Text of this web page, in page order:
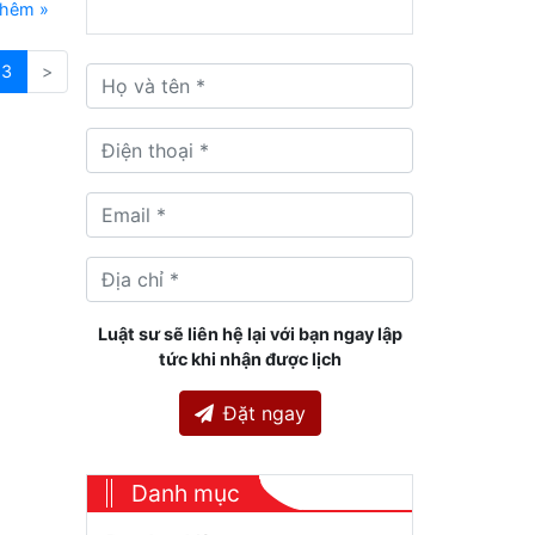
»
3 >
Luật sư sẽ liên hệ lại với bạn ngay lập
tức khi nhận được lịch
Đặt ngay
Danh mục